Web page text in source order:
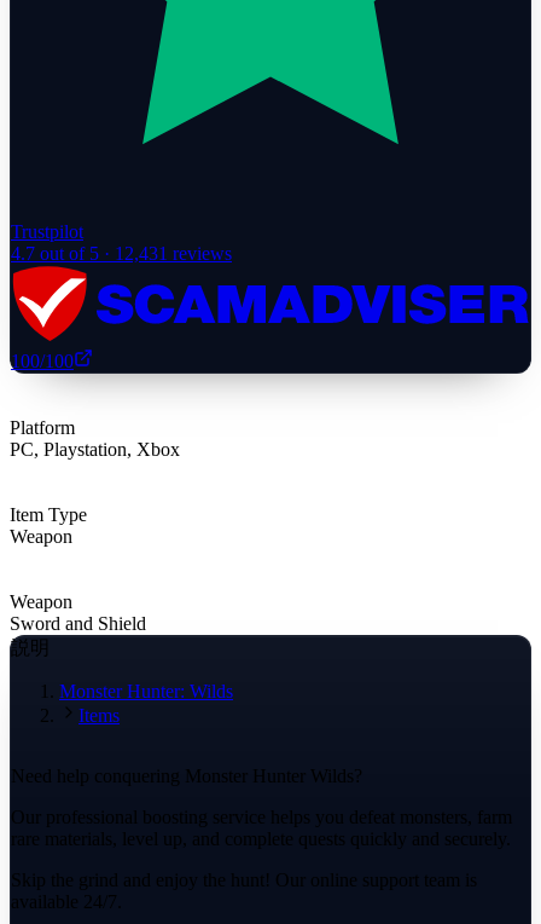
Trustpilot
4.7 out of 5 · 12,431 reviews
100/100
Platform
PC, Playstation, Xbox
Item Type
Weapon
Weapon
Sword and Shield
説明
Monster Hunter: Wilds
Items
Need help conquering Monster Hunter Wilds?
Our professional boosting service helps you defeat monsters, farm
rare materials, level up, and complete quests quickly and securely.
Skip the grind and enjoy the hunt! Our online support team is
available 24/7.